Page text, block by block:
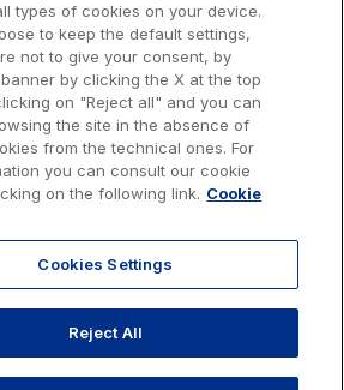
fully paid-up.
Rome Companies' Register no. 07516911000
Spa, All rights reserved
info@autostrade.it
Accessibility Whistleblowing Work with us
types of cookies on your device.
to keep the default settings,
not to give your consent, by
by clicking the X at the top
on "Reject all" and you can
the site in the absence of
from the technical ones. For
you can consult our cookie
on the following link. Cookie
Cookies Settings
Reject All